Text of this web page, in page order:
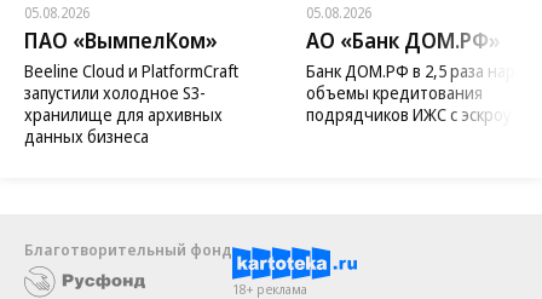
05.08.2026
ПАО «ВымпелКом»
Beeline Cloud и PlatformCraft
запустили холодное S3-
хранилище для архивных
данных бизнеса
05.08.2026
АО «Банк ДОМ.РФ»
Банк ДОМ.РФ в 2,5 раза
объемы кредитования
подрядчиков ИЖС с эскроу
Благотворительный фонд
18+ реклама